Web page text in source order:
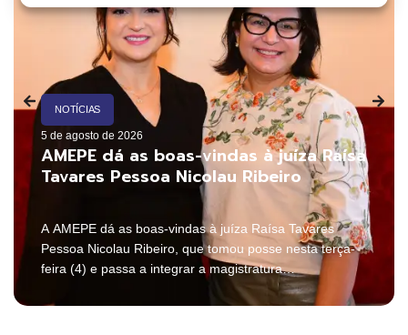
NOTÍCIAS
5 de agosto de 2026
AMEPE dá as boas-vindas à juíza Raísa
Tavares Pessoa Nicolau Ribeiro
A AMEPE dá as boas-vindas à juíza Raísa Tavares
Pessoa Nicolau Ribeiro, que tomou posse nesta terça-
feira (4) e passa a integrar a magistratura
pernambucana após permuta com o juiz substituto
Eduardo Henrique Minosso, que seguirá sua trajetória